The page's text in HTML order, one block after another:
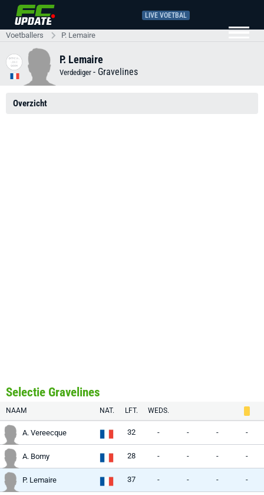
LIVE VOETBAL
Voetballers P. Lemaire
P. Lemaire
Verdediger - Gravelines
Overzicht
Selectie Gravelines
NAAM NAT. LFT. WEDS.
A. Vereecque 32 - - - -
A. Bomy 28 - - - -
P. Lemaire 37 - - - -